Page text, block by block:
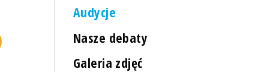
Audycje
Nasze debaty
Galeria zdjęć